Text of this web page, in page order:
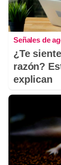
Señales de
¿Te
razón?
explican